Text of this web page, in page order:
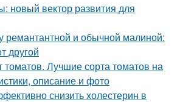
новый вектор развития для
ремантантной и обычной малиной:
другой
Лучшие сорта томатов на
описание и фото
снизить холестерин в